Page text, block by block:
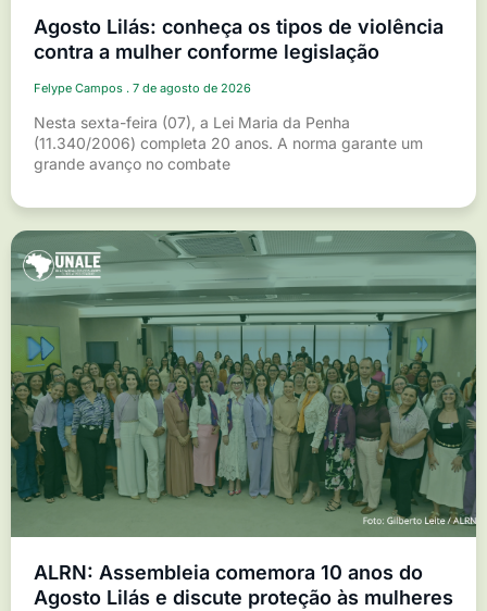
Agosto Lilás: conheça os tipos de violência
contra a mulher conforme legislação
Felype Campos 7 de agosto de 2026
Nesta sexta-feira (07), a Lei Maria da Penha
(11.340/2006) completa 20 anos. A norma garante um
grande avanço no combate
ALRN: Assembleia comemora 10 anos do
Agosto Lilás e discute proteção às mulheres